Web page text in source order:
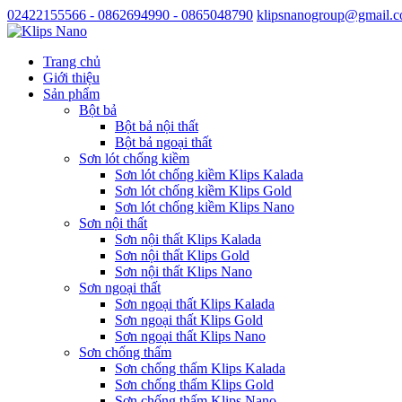
02422155566 - 0862694990 - 0865048790
Trang chủ
Giới thiệu
Sản phẩm
Bột bả
Bột bả nội thất
Bột bả ngoại thất
Sơn lót chống kiềm
Sơn lót chống kiềm Klips Kalada
Sơn lót chống kiềm Klips Gold
Sơn lót chống kiềm Klips Nano
Sơn nội thất
Sơn nội thất Klips Kalada
Sơn nội thất Klips Gold
Sơn nội thất Klips Nano
Sơn ngoại thất
Sơn ngoại thất Klips Kalada
Sơn ngoại thất Klips Gold
Sơn ngoại thất Klips Nano
Sơn chống thấm
Sơn chống thấm Klips Kalada
Sơn chống thấm Klips Gold